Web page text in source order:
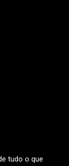
tudo o que